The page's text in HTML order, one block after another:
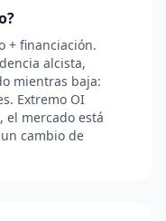
+ financiación.
alcista,
mientras baja:
Extremo OI
el mercado está
cambio de